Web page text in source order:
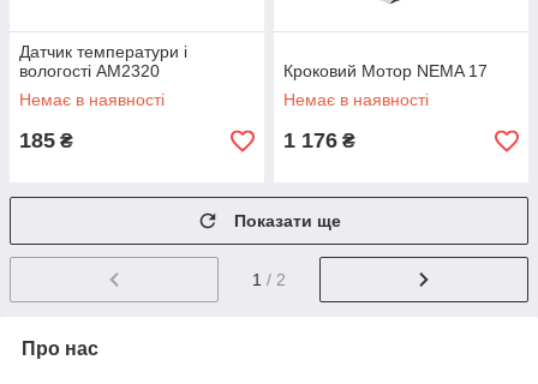
Датчик температури і
вологості AM2320
Немає в наявності
185 ₴
Кроковий Мотор NEMA 17
Немає в наявності
1 176 ₴
Показати ще
1 / 2
Про нас